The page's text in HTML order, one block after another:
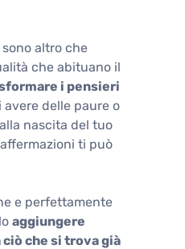
altro che
che abituano il
i pensieri
avere delle paure o
nascita del tuo
ti può
e perfettamente
aggiungere
ciò che si trova già